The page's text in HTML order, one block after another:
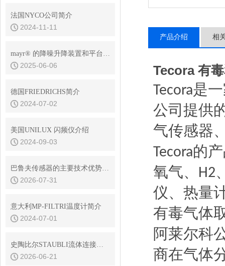
法国NYCO公司简介
2024-11-11
mayr® 的降噪升降装置和平台制动器在电梯和舞台制动器中的应用
2025-06-06
德国FRIEDRICHS简介
2024-07-02
美国UNILUX 闪频仪介绍
2024-09-03
巴鲁夫传感器的主要技术优势是什么
2026-07-31
意大利MP-FILTRI温度计简介
2024-07-01
史陶比尔STAUBLI流体连接器的平面阀技术与无滴漏设计
2026-06-21
产品介绍 相
Tecora 有
Tecora是
公司提供
气传感器
Tecora的
氧气、
‌H2
仪、 热量
有毒气体
阿莱尔科
商在气体